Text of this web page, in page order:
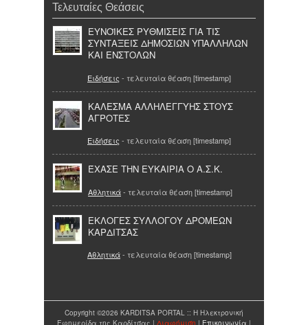
Τελευταίες Θεάσεις
ΕΥΝΟΪΚΕΣ ΡΥΘΜΙΣΕΙΣ ΓΙΑ ΤΙΣ
ΣΥΝΤΑΞΕΙΣ ΔΗΜΟΣΙΩΝ ΥΠΑΛΛΗΛΩΝ
ΚΑΙ ΕΝΣΤΟΛΩΝ
Ειδήσεις - τελευταία θέαση [timestamp]
ΚΑΛΕΣΜΑ ΑΛΛΗΛΕΓΓΥΗΣ ΣΤΟΥΣ
ΑΓΡΟΤΕΣ
Ειδήσεις - τελευταία θέαση [timestamp]
ΈΧΑΣΕ ΤΗΝ ΕΥΚΑΙΡΙΑ Ο Α.Σ.Κ.
Αθλητικά- τελευταία θέαση [timestamp]
ΕΚΛΟΓΕΣ ΣΥΛΛΟΓΟΥ ΔΡΟΜΕΩΝ
ΚΑΡΔΙΤΣΑΣ
Αθλητικά- τελευταία θέαση [timestamp]
Copyright ©2026 KARDITSA PORTAL :: Η Ηλεκτρονική
Εφημερίδα της Καρδίτσας | Διαφήμιση | Επικοινωνία |